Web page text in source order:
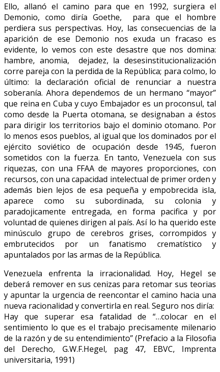
Ello, allanó el camino para que en 1992, surgiera el
Demonio, como diría Goethe, para que el hombre
perdiera sus perspectivas. Hoy, las consecuencias de la
aparición de ese Demonio nos exuda un fracaso es
evidente, lo vemos con este desastre que nos domina:
hambre, anomia, dejadez, la desesinstitucionalización
corre pareja con la perdida de la República; para colmo, lo
último: la declaración oficial de renunciar a nuestra
soberanía. Ahora dependemos de un hermano “mayor”
que reina en Cuba y cuyo Embajador es un proconsul, tal
como desde la Puerta otomana, se designaban a éstos
para dirigir los territorios bajo el dominio otomano. Por
lo menos esos pueblos, al igual que los dominados por el
ejército soviético de ocupación desde 1945, fueron
sometidos con la fuerza. En tanto, Venezuela con sus
riquezas, con una FFAA de mayores proporciones, con
recursos, con una capacidad intelectual de primer orden y
además bien lejos de esa pequeña y empobrecida isla,
aparece como su subordinada, su colonia y
paradojicamente entregada, en forma pacifica y por
voluntad de quienes dirigen al país. Así lo ha querido este
minúsculo grupo de cerebros grises, corrompidos y
embrutecidos por un fanatismo crematístico y
apuntalados por las armas de la República.
Venezuela enfrenta la irracionalidad. Hoy, Hegel se
deberá remover en sus cenizas para retomar sus teorias
y apuntar la urgencia de reencontar el camino hacia una
nueva racionalidad y convertirla en real. Seguro nos diría:
Hay que superar esa fatalidad de “…colocar en el
sentimiento lo que es el trabajo precisamente milenario
de la razón y de su entendimiento” (Prefacio a la Filosofia
del Derecho, G.W.F.Hegel, pag 47, EBVC, Imprenta
universitaria, 1991)